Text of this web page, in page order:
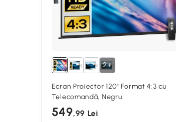
2+
Ecran Proiector 120" Format 4:3 cu
Telecomandă, Negru
549,99 Lei